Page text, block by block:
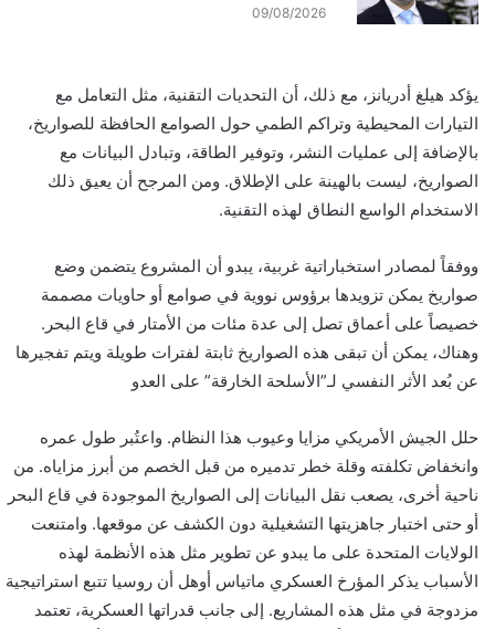
09/08/2026
يؤكد هيلغ أدريانز، مع ذلك، أن التحديات التقنية، مثل التعامل مع
التيارات المحيطية وتراكم الطمي حول الصوامع الحافظة للصواريخ،
بالإضافة إلى عمليات النشر، وتوفير الطاقة، وتبادل البيانات مع
الصواريخ، ليست بالهينة على الإطلاق. ومن المرجح أن يعيق ذلك
الاستخدام الواسع النطاق لهذه التقنية.
ووفقاً لمصادر استخباراتية غربية، يبدو أن المشروع يتضمن وضع
صواريخ يمكن تزويدها برؤوس نووية في صوامع أو حاويات مصممة
خصيصاً على أعماق تصل إلى عدة مئات من الأمتار في قاع البحر.
وهناك، يمكن أن تبقى هذه الصواريخ ثابتة لفترات طويلة ويتم تفجيرها
عن بُعد الأثر النفسي لـ”الأسلحة الخارقة” على العدو
حلل الجيش الأمريكي مزايا وعيوب هذا النظام. واعتُبر طول عمره
وانخفاض تكلفته وقلة خطر تدميره من قبل الخصم من أبرز مزاياه. من
ناحية أخرى، يصعب نقل البيانات إلى الصواريخ الموجودة في قاع البحر
أو حتى اختبار جاهزيتها التشغيلية دون الكشف عن موقعها. وامتنعت
الولايات المتحدة على ما يبدو عن تطوير مثل هذه الأنظمة لهذه
الأسباب يذكر المؤرخ العسكري ماتياس أوهل أن روسيا تتبع استراتيجية
مزدوجة في مثل هذه المشاريع. إلى جانب قدراتها العسكرية، تعتمد